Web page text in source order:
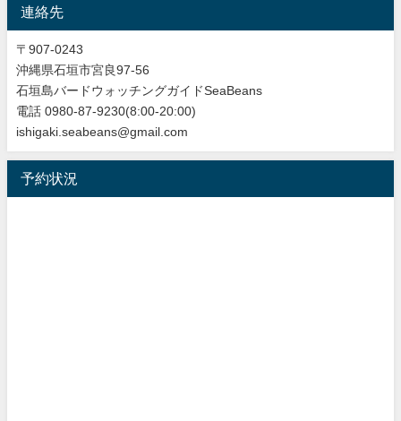
連絡先
〒907-0243
沖縄県石垣市宮良97-56
石垣島バードウォッチングガイドSeaBeans
電話 0980-87-9230(8:00-20:00)
ishigaki.seabeans@gmail.com
予約状況